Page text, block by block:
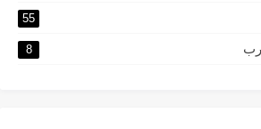
55
8